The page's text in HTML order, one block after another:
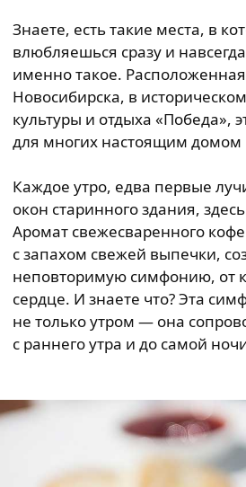
Знаете, есть такие места, в
влюбляешься сразу и
именно такое.
Новосибирска, в
культуры и отдыха «Победа»,
для многих настоящим домом
Каждое утро, едва первые
окон старинного здания,
Аромат свежесваренного
с запахом свежей выпечки,
неповторимую симфонию, от
сердце. И знаете что? Эта
не только утром — она
с раннего утра и до самой